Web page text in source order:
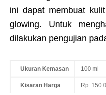
ini dapat membuat
glowing. Untuk
dilakukan pengujian
Ukuran Kemasan 100 ml
Kisaran Harga Rp.